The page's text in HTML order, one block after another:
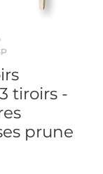
tiroirs -
prune